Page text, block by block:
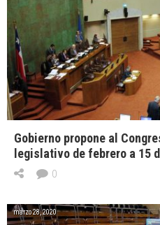
Gobierno propone al
legislativo de febrero a 15
0
marzo 28, 2020